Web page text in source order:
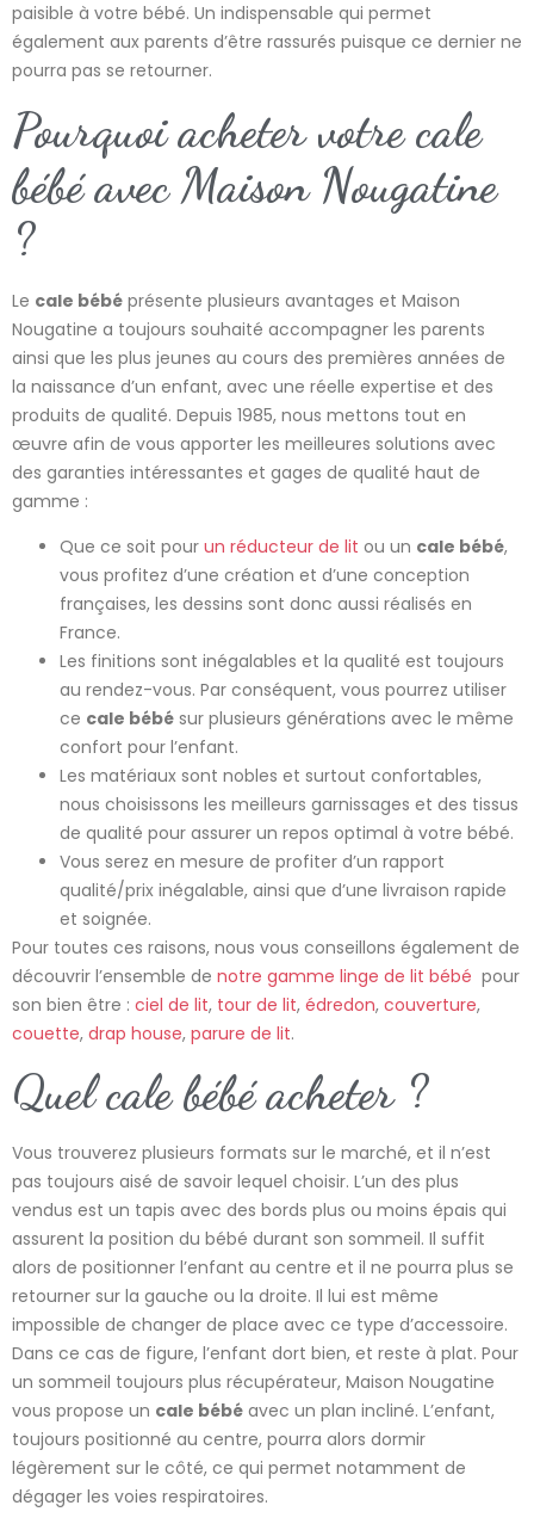
paisible à votre bébé. Un indispensable qui permet
également aux parents d’être rassurés puisque ce dernier ne
pourra pas se retourner.
Pourquoi acheter votre cale
bébé avec Maison Nougatine
?
Le cale bébé présente plusieurs avantages et Maison
Nougatine a toujours souhaité accompagner les parents
ainsi que les plus jeunes au cours des premières années de
la naissance d’un enfant, avec une réelle expertise et des
produits de qualité. Depuis 1985, nous mettons tout en
œuvre afin de vous apporter les meilleures solutions avec
des garanties intéressantes et gages de qualité haut de
gamme :
Que ce soit pour un réducteur de lit ou un cale bébé,
vous profitez d’une création et d’une conception
françaises, les dessins sont donc aussi réalisés en
France.
Les finitions sont inégalables et la qualité est toujours
au rendez-vous. Par conséquent, vous pourrez utiliser
ce cale bébé sur plusieurs générations avec le même
confort pour l’enfant.
Les matériaux sont nobles et surtout confortables,
nous choisissons les meilleurs garnissages et des tissus
de qualité pour assurer un repos optimal à votre bébé.
Vous serez en mesure de profiter d’un rapport
qualité/prix inégalable, ainsi que d’une livraison rapide
et soignée.
Pour toutes ces raisons, nous vous conseillons également de
découvrir l’ensemble de notre gamme linge de lit bébé pour
son bien être : ciel de lit, tour de lit, édredon, couverture,
couette, drap house, parure de lit.
Quel cale bébé acheter ?
Vous trouverez plusieurs formats sur le marché, et il n’est
pas toujours aisé de savoir lequel choisir. L’un des plus
vendus est un tapis avec des bords plus ou moins épais qui
assurent la position du bébé durant son sommeil. Il suffit
alors de positionner l’enfant au centre et il ne pourra plus se
retourner sur la gauche ou la droite. Il lui est même
impossible de changer de place avec ce type d’accessoire.
Dans ce cas de figure, l’enfant dort bien, et reste à plat. Pour
un sommeil toujours plus récupérateur, Maison Nougatine
vous propose un cale bébé avec un plan incliné. L’enfant,
toujours positionné au centre, pourra alors dormir
légèrement sur le côté, ce qui permet notamment de
dégager les voies respiratoires.